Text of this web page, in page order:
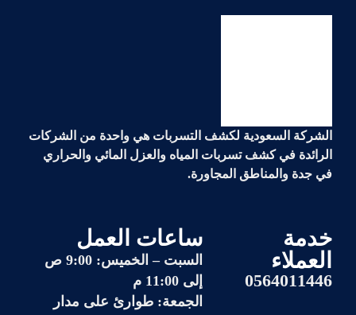
الشركة السعودية لكشف التسربات هي واحدة من الشركات
الرائدة فيكشف تسربات المياه والعزل المائي والحراري
في جدة والمناطق المجاورة.
خدمة
العملاء
0564011446
ساعات العمل
السبت – الخميس: 9:00 ص
إلى 11:00 م
الجمعة: طوارئ على مدار